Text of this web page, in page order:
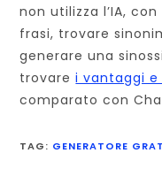
non utilizza l’IA,
frasi, trovare
generare una
trovarei vantaggi
comparato con
TAG: GENERATORE